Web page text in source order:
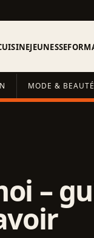
JEUNESSE
MODE & BEAUTÉ
–